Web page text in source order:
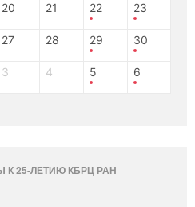
20 21 22 23
27 28 29 30
3 4 5 6
25-ЛЕТИЮ КБРЦ РАН